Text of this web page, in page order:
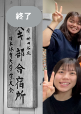
終了